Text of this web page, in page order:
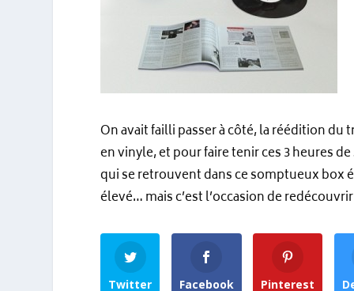
On avait failli passer à côté, la réédition du
en vinyle, et pour faire tenir ces 3 heures
qui se retrouvent dans ce somptueux box
élevé… mais c’est l’occasion de
Twitter Facebook Pinterest